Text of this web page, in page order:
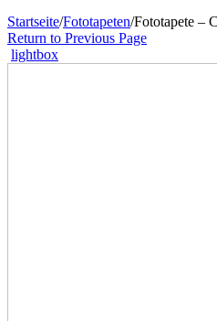
Startseite/Fototapeten/Fototapete –
Return to Previous Page
lightbox